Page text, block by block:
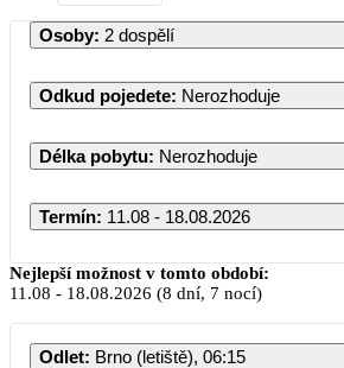
Osoby: 2 dospělí
Odkud pojedete: Nerozhoduje
Délka pobytu: Nerozhoduje
Termín: 11.08 - 18.08.2026
Nejlepší možnost v tomto období:
11.08 - 18.08.2026 (8 dní, 7 nocí)
Odlet: Brno (letiště), 06:15